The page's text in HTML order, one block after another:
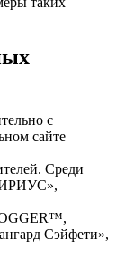
с
сайте
Среди
Сэйфети»,